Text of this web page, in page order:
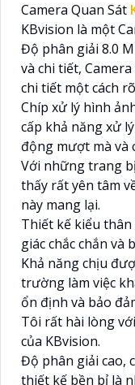
Camera Quan Sát
KBvision là một
Độ phân giải 8.0
và chi tiết,
chi tiết một cách
Chíp xử lý hình
cấp khả năng xử
động mượt mà và
Với những trang
thấy rất yên tâm
này mang lại.
Thiết kế kiểu thân
giác chắc chắn và
Khả năng chịu
trường làm việc
ổn định và bảo
Tôi rất hài lòng
của KBvision.
Độ phân giải cao,
thiết kế bền bỉ là